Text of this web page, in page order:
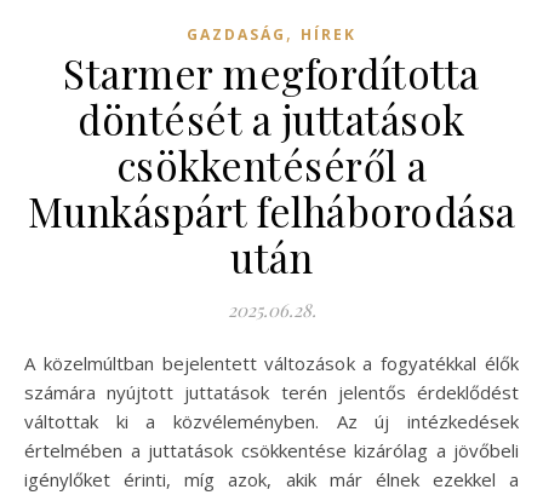
GAZDASÁG , HÍREK
Starmer megfordította
döntését a juttatások
csökkentéséről a
Munkáspárt felháborodása
után
2025.06.28.
A közelmúltban bejelentett változások a fogyatékkal élők
számára nyújtott juttatások terén jelentős érdeklődést
váltottak ki a közvéleményben. Az új intézkedések
értelmében a juttatások csökkentése kizárólag a jövőbeli
igénylőket érinti, míg azok, akik már élnek ezekkel a